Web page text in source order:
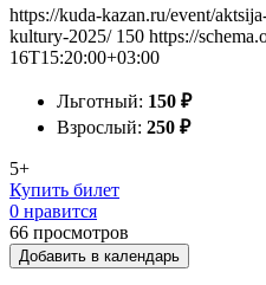
https://kuda-kazan.ru/event/
kultury-2025/ 150 https://
16T15:20:00+03:00
Льготный: 150 ₽
Взрослый: 250 ₽
5+
Купить билет
0 нравится
66 просмотров
Добавить в календарь